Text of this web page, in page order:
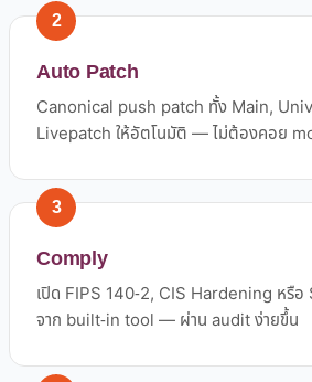
2
Auto Patch
Canonical push patch ทั้ง Main,
Livepatch ให้อัตโนมัติ — ไม่ต้องคอย
3
Comply
เปิด FIPS 140-2, CIS Hardening หรื
จาก built-in tool — ผ่าน audit ง่ายขึ้น